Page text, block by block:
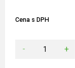
Cena s DPH
- +